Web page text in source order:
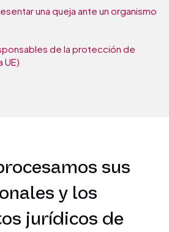
una queja ante un organismo
de la protección de
UE)
sus
y los
jurídicos de